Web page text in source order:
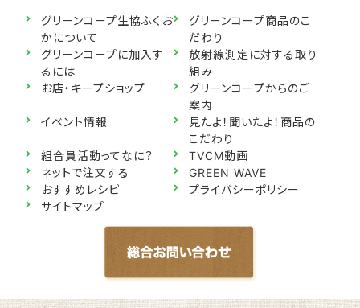
グリーンコープ生協ふくお
かについて
グリーンコープ商品のこ
だわり
グリーンコープに加入す
るには
放射線測定に対する取り
組み
お店・キープショップ
グリーンコープからのご
案内
イベント情報
見たよ！聞いたよ！商品の
こだわり
組合員活動ってなに？
TVCM動画
ネットで注文する
GREEN WAVE
おすすめレシピ
プライバシーポリシー
サイトマップ